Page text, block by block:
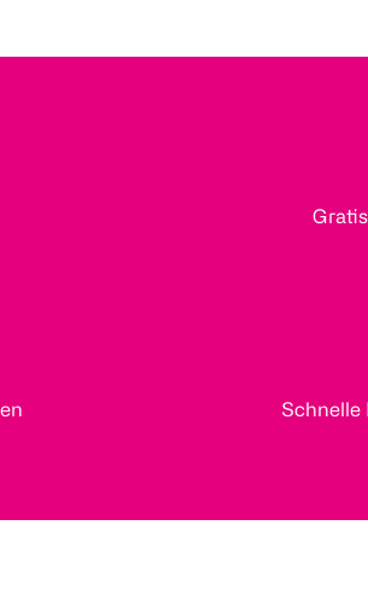
Schnelle